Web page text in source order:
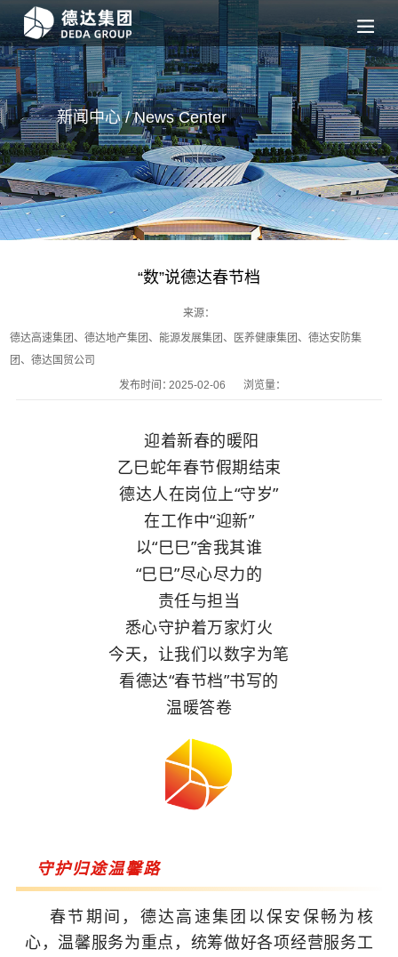
新闻中心 / NewsCenter
“数”说德达春节档
来源：
德达高速集团、德达地产集团、能源发展集团、医养健康集团、德达安防集
团、德达国贸公司
发布时间：2025-02-06 浏览量：
迎着新春的暖阳
乙巳蛇年春节假期结束
德达人在岗位上“守岁”
在工作中“迎新”
以“巳巳”舍我其谁
“巳巳”尽心尽力的
责任与担当
悉心守护着万家灯火
今天，让我们以数字为笔
看德达“春节档”书写的
温暖答卷
守护归途温馨路
春节期间，德达高速集团以保安保畅为核
心，温馨服务为重点，统筹做好各项经营服务工